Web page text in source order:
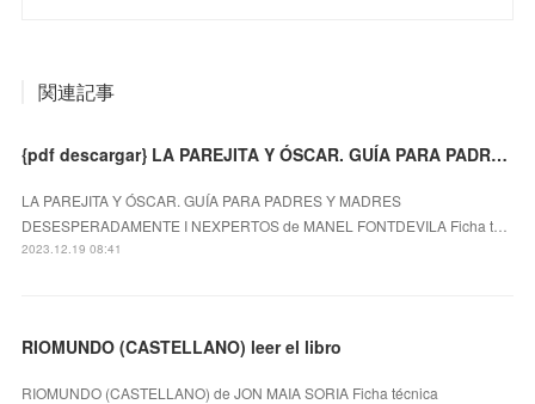
関連記事
{pdf descargar} LA PAREJITA Y ÓSCAR. GUÍA PARA PADRES Y MADRES DESESPERADAMENTE I NEXPERTOS
LA PAREJITA Y ÓSCAR. GUÍA PARA PADRES Y MADRES
DESESPERADAMENTE I NEXPERTOS de MANEL FONTDEVILA Ficha t…
2023.12.19 08:41
RIOMUNDO (CASTELLANO) leer el libro
RIOMUNDO (CASTELLANO) de JON MAIA SORIA Ficha técnica